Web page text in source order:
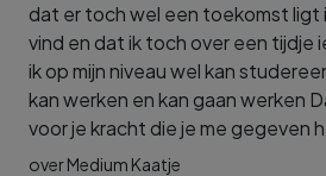
dat er toch wel een toekomst ligt
vind en dat ik toch over een tijdje
ik op mijn niveau wel kan
kan werken en kan gaan werken
voor je kracht die je me gegeven
over Medium Kaatje